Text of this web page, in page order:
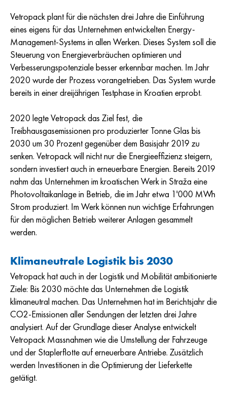
Vetropack plant für die nächsten drei Jahre die Einführung
eines eigens für das Unternehmen entwickelten Energy-
Management-Systems in allen Werken. Dieses System soll die
Steuerung von Energieverbräuchen optimieren und
Verbesserungspotenziale besser erkennbar machen. Im Jahr
2020 wurde der Prozess vorangetrieben. Das System wurde
bereits in einer dreijährigen Testphase in Kroatien erprobt.
2020 legte Vetropack das Ziel fest, die
Treibhausgasemissionen pro produzierter Tonne Glas bis
2030 um 30 Prozent gegenüber dem Basisjahr 2019 zu
senken. Vetropack will nicht nur die Energieeffizienz steigern,
sondern investiert auch in erneuerbare Energien. Bereits 2019
nahm das Unternehmen im kroatischen Werk in Straža eine
Photovoltaikanlage in Betrieb, die im Jahr etwa 1'000 MWh
Strom produziert. Im Werk können nun wichtige Erfahrungen
für den möglichen Betrieb weiterer Anlagen gesammelt
werden.
Klimaneutrale Logistik bis 2030
Vetropack hat auch in der Logistik und Mobilität ambitionierte
Ziele: Bis 2030 möchte das Unternehmen die Logistik
klimaneutral machen. Das Unternehmen hat im Berichtsjahr die
CO2-Emissionen aller Sendungen der letzten drei Jahre
analysiert. Auf der Grundlage dieser Analyse entwickelt
Vetropack Massnahmen wie die Umstellung der Fahrzeuge
und der Staplerflotte auf erneuerbare Antriebe. Zusätzlich
werden Investitionen in die Optimierung der Lieferkette
getätigt.